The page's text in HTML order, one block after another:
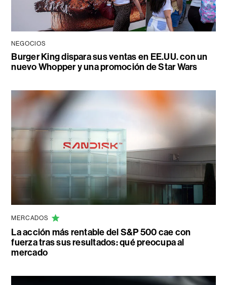
NEGOCIOS
Burger King dispara sus ventas en EE.UU. con un
nuevo Whopper y una promoción de Star Wars
MERCADOS
La acción más rentable del S&P 500 cae con
fuerza tras sus resultados: qué preocupa al
mercado